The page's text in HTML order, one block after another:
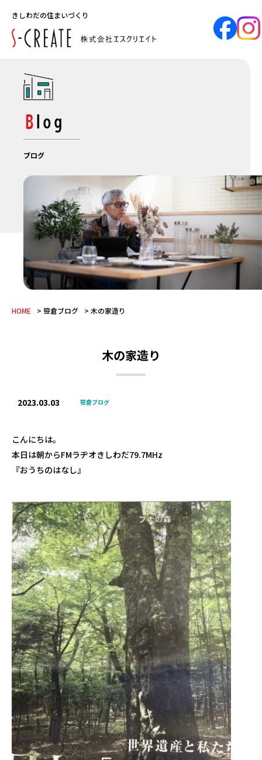
きしわだの住まいづくり
Blog
ブログ
HOME 笹倉ブログ 木の家造り
木の家造り
2023.03.03 笹倉ブログ
こんにちは。
本日は朝からFMラヂオきしわだ79.7MHz
『おうちのはなし』